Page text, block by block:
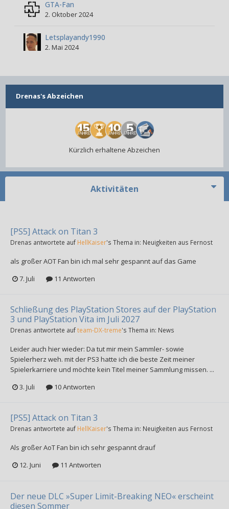
GTA-Fan
2. Oktober 2024
Letsplayandy1990
2. Mai 2024
Drenas's Abzeichen
Kürzlich erhaltene Abzeichen
Aktivitäten
[PS5] Attack on Titan 3
Drenas antwortete auf HellKaiser's Thema in: Neuigkeiten aus Fernost
als großer AOT Fan bin ich mal sehr gespannt auf das Game
7. Juli
11 Antworten
Schließung des PlayStation Stores auf der PlayStation
3 und PlayStation Vita im Juli 2027
Drenas antwortete aufteam-DX-treme's Thema in: News
Leider auch hier wieder: Da tut mir mein Sammler- sowie
Spielerherz weh. mit der PS3 hatte ich die beste Zeit meiner
Spielerkarriere und möchte kein Titel meiner Sammlung missen. ...
3. Juli
10 Antworten
[PS5] Attack on Titan 3
Drenas antwortete auf HellKaiser's Thema in: Neuigkeiten aus Fernost
Als großer AoT Fan bin ich sehr gespannt drauf
12. Juni
11 Antworten
Der neue DLC »Super Limit-Breaking NEO« erscheint
diesen Sommer